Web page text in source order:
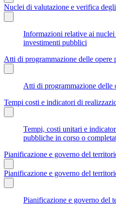
Nuclei di valutazione e verifica
Informazioni relative ai
investimenti pubblici
Atti di programmazione delle opere
Atti di programmazione delle
Tempi costi e indicatori di
Tempi, costi unitari e
pubbliche in corso o
Pianificazione e governo del
Pianificazione e governo del
Pianificazione e governo del